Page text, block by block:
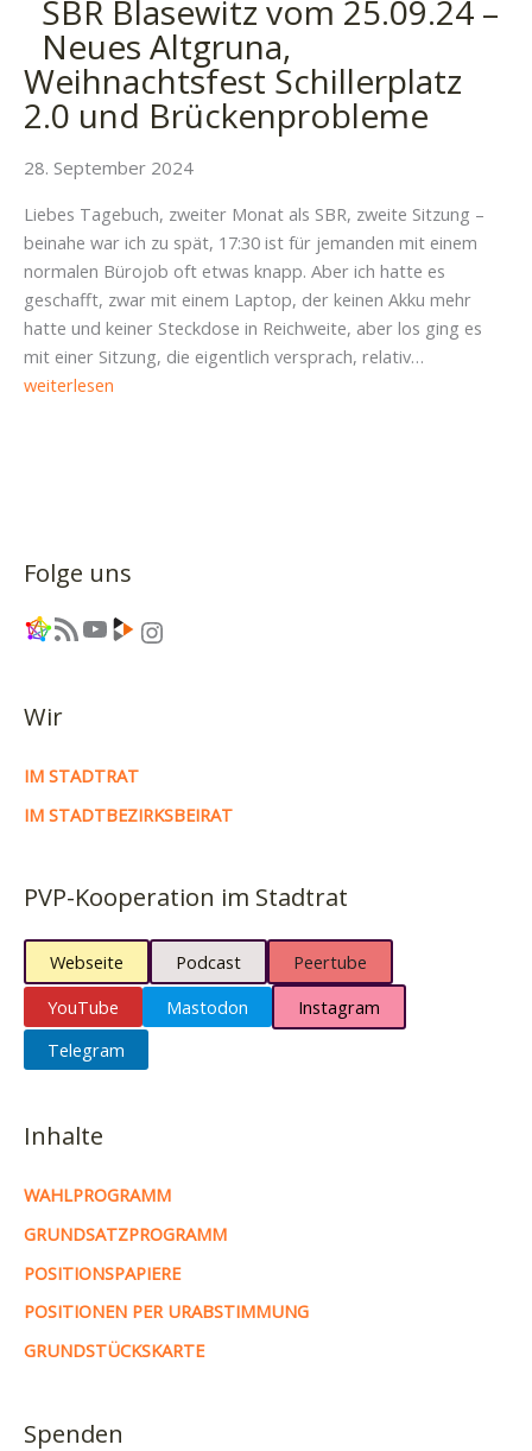
vom
23.10.24
–
Advent
und
Bewegung
Senior*innen,
Dachschäden,
Theater
im
Kindergarten
und
mehr
SBR Blasewitz vom 25.09.24 –
Neues Altgruna,
Weihnachtsfest Schillerplatz
2.0 und Brückenprobleme
28. September 2024
Liebes Tagebuch, zweiter Monat als SBR, zweite Sitzung –
beinahe war ich zu spät, 17:30 ist für jemanden mit einem
normalen Bürojob oft etwas knapp. Aber ich hatte es
geschafft, zwar mit einem Laptop, der keinen Akku mehr
hatte und keiner Steckdose in Reichweite, aber los ging es
mit einer Sitzung, die eigentlich versprach, relativ…
weiterlesen
Folge uns
Link RSS-Feed YouTube Link Instagram
Wir
IM STADTRAT
IM STADTBEZIRKSBEIRAT
PVP-Kooperation im Stadtrat
Webseite Podcast
Peertube
YouTube
Mastodon
Instagram
Telegram
Inhalte
WAHLPROGRAMM
GRUNDSATZPROGRAMM
POSITIONSPAPIERE
POSITIONEN PER URABSTIMMUNG
GRUNDSTÜCKSKARTE
Spenden